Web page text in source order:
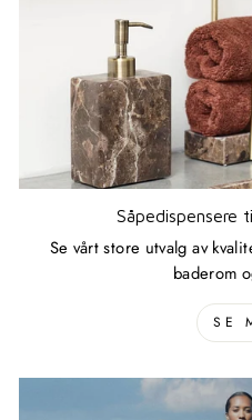
Såpedispensere
Se vårt store utvalg av
baderom
SE